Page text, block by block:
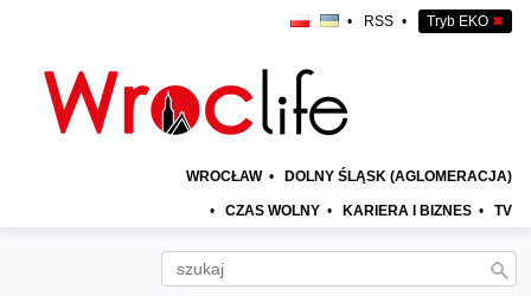
• RSS • Tryb EKO ✖
WROCŁAW • DOLNY ŚLĄSK (AGLOMERACJA)
• CZAS WOLNY • KARIERA I BIZNES • TV